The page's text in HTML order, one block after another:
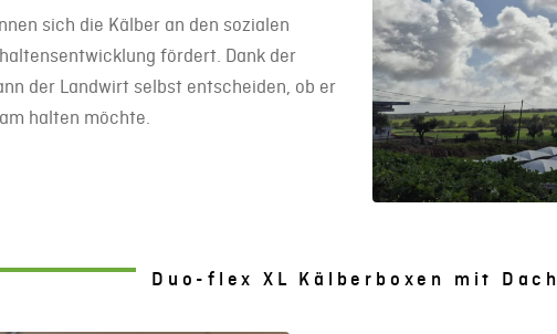
sich die Kälber an den sozialen
fördert. Dank der
der Landwirt selbst entscheiden, ob er
halten möchte.
Duo-flex XL Kälberboxen mit Dach